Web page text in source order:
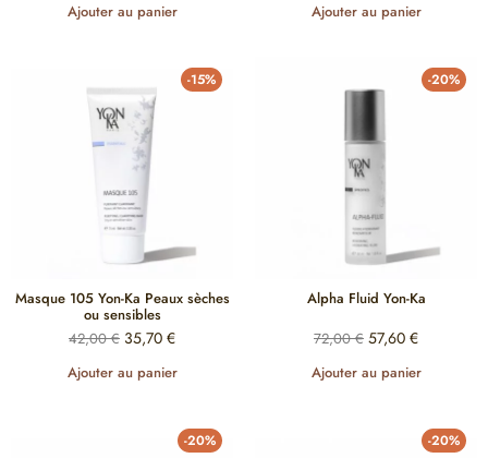
Ajouter au panier Ajouter au panier
-15%
Masque 105 Yon-Ka Peaux sèches
ou sensibles
42,00€ 35,70 €
Ajouter au panier
-20%
Alpha Fluid Yon-Ka
72,00€ 57,60 €
Ajouter au panier
-20% -20%